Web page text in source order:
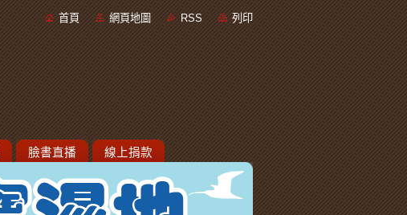
首頁 網頁地圖 RSS 列印
臉書直播 線上捐款